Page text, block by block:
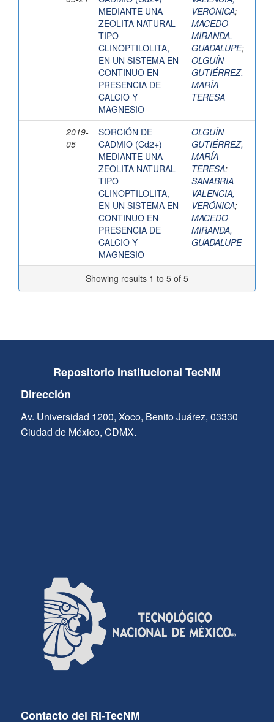
MEDIANTE UNA
ZEOLITA NATURAL
TIPO
CLINOPTILOLITA,
EN UN SISTEMA EN
CONTINUO EN
PRESENCIA DE
CALCIO Y
MAGNESIO
VERÓNICA;
MACEDO
MIRANDA,
GUADALUPE;
OLGUÍN
GUTIÉRREZ,
MARÍA
TERESA
2019-
05
SORCIÓN DE
CADMIO (Cd2+)
MEDIANTE UNA
ZEOLITA NATURAL
TIPO
CLINOPTILOLITA,
EN UN SISTEMA EN
CONTINUO EN
PRESENCIA DE
CALCIO Y
MAGNESIO
OLGUÍN
GUTIÉRREZ,
MARÍA
TERESA;
SANABRIA
VALENCIA,
VERÓNICA;
MACEDO
MIRANDA,
GUADALUPE
Showing results 1 to 5 of 5
Repositorio Institucional TecNM
Dirección
Av. Universidad 1200, Xoco, Benito Juárez, 03330
Ciudad de México, CDMX.
Contacto del RI-TecNM